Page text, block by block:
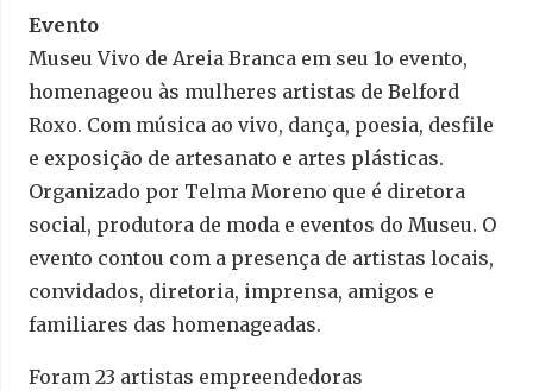
Evento
Museu Vivo de Areia Branca em seu 1o evento,
homenageou às mulheres artistas de Belford
Roxo. Com música ao vivo, dança, poesia, desfile
e exposição de artesanato e artes plásticas.
Organizado por Telma Moreno que é diretora
social, produtora de moda e eventos do Museu. O
evento contou com a presença de artistas locais,
convidados, diretoria, imprensa, amigos e
familiares das homenageadas.
Foram 23 artistas empreendedoras